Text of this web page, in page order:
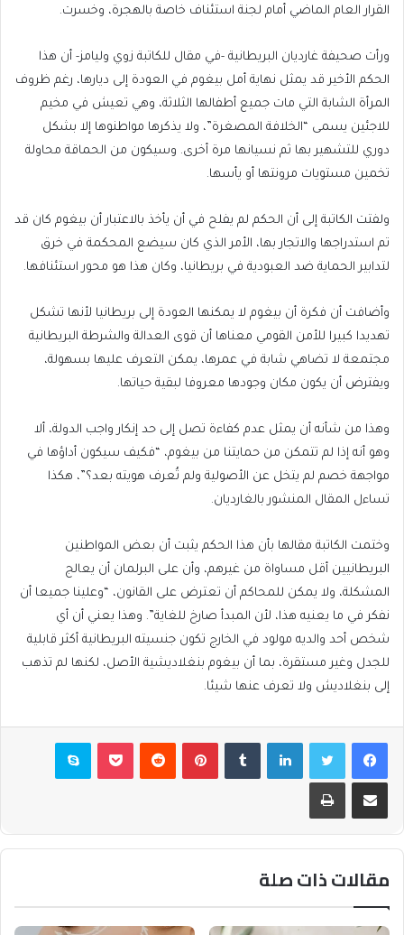
القرار العام الماضي أمام لجنة استئناف خاصة بالهجرة، وخسرت.
ورأت صحيفة غارديان البريطانية -في مقال للكاتبة زوي وليامز- أن هذا
الحكم الأخير قد يمثل نهاية أمل بيغوم في العودة إلى ديارها، رغم ظروف
المرأة الشابة التي مات جميع أطفالها الثلاثة، وهي تعيش في مخيم
للاجئين يسمى “الخلافة المصغرة”، ولا يذكرها مواطنوها إلا بشكل
دوري للتشهير بها ثم نسيانها مرة أخرى. وسيكون من الحماقة محاولة
تخمين مستويات مرونتها أو يأسها.
ولفتت الكاتبة إلى أن الحكم لم يفلح في أن يأخذ بالاعتبار أن بيغوم كان قد
تم استدراجها والاتجار بها، الأمر الذي كان سيضع المحكمة في خرق
لتدابير الحماية ضد العبودية في بريطانيا، وكان هذا هو محور استئنافها.
وأضافت أن فكرة أن بيغوم لا يمكنها العودة إلى بريطانيا لأنها تشكل
تهديدا كبيرا للأمن القومي معناها أن قوى العدالة والشرطة البريطانية
مجتمعة لا تضاهي شابة في عمرها، يمكن التعرف عليها بسهولة،
ويفترض أن يكون مكان وجودها معروفا لبقية حياتها.
وهذا من شأنه أن يمثل عدم كفاءة تصل إلى حد إنكار واجب الدولة، ألا
وهو أنه إذا لم تتمكن من حمايتنا من بيغوم، “فكيف سيكون أداؤها في
مواجهة خصم لم يتخل عن الأصولية ولم تُعرف هويته بعد؟”، هكذا
تساءل المقال المنشور بالغارديان.
وختمت الكاتبة مقالها بأن هذا الحكم يثبت أن بعض المواطنين
البريطانيين أقل مساواة من غيرهم، وأن على البرلمان أن يعالج
المشكلة، ولا يمكن للمحاكم أن تعترض على القانون، “وعلينا جميعا أن
نفكر في ما يعنيه هذا، لأن المبدأ صارخ للغاية”. وهذا يعني أن أي
شخص أحد والديه مولود في الخارج تكون جنسيته البريطانية أكثر قابلية
للجدل وغير مستقرة، بما أن بيغوم بنغلاديشية الأصل، لكنها لم تذهب
إلى بنغلاديش ولا تعرف عنها شيئا.
فيسبوكتويتر لينكدإن بينتيريست بوكيت سكايب
مشاركة عبر البريد طباعة
مقالات ذات صلة